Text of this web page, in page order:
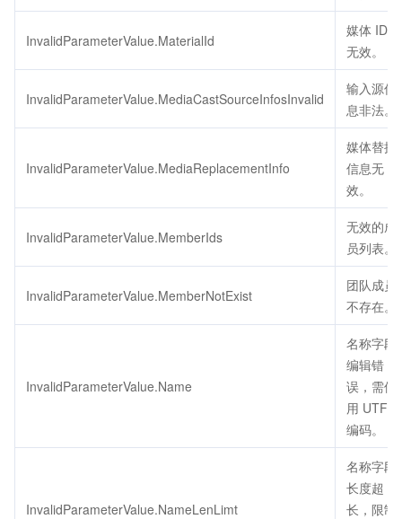
InvalidParameterValue.MaterialId
媒体 ID
无效。
InvalidParameterValue.MediaCastSourceInfosInvalid
输入源信
息非法。
InvalidParameterValue.MediaReplacementInfo
媒体替换
信息无
效。
InvalidParameterValue.MemberIds
无效的成
员列表。
InvalidParameterValue.MemberNotExist
团队成员
不存在。
InvalidParameterValue.Name
名称字段
编辑错
误，需使
用 UTF8
编码。
InvalidParameterValue.NameLenLimt
名称字段
长度超
长，限制